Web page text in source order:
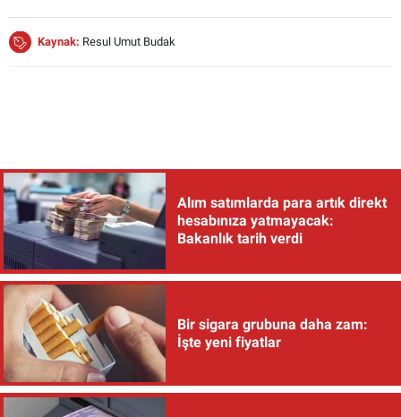
Kaynak: Resul Umut Budak
Alım satımlarda para artık direkt
hesabınıza yatmayacak:
Bakanlık tarih verdi
Bir sigara grubuna daha zam:
İşte yeni fiyatlar